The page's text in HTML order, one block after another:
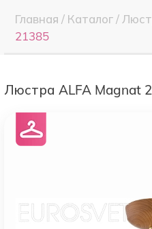
Главная / Каталог/
21385
Люстра ALFA Magnat